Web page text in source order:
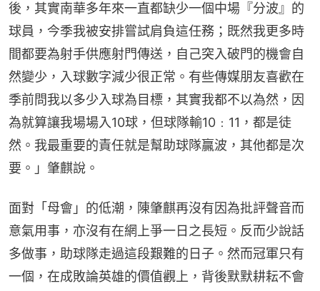
後，其實南華多年來一直都缺少一個中場『分波』的
球員，今季我被安排嘗試肩負這任務；既然我更多時
間都要為射手供應射門傳送，自己突入破門的機會自
然變少，入球數字減少很正常。有些傳媒朋友喜歡在
季前問我以多少入球為目標，其實我都不以為然，因
為就算讓我場場入10球，但球隊輸10﹕11，都是徒
然。我最重要的責任就是幫助球隊贏波，其他都是次
要。」肇麒說。
面對「母會」的低潮，陳肇麒再沒有因為批評聲音而
意氣用事，亦沒有在網上爭一日之長短。反而少說話
多做事，助球隊走過這段艱難的日子。然而冠軍只有
一個，在成敗論英雄的價值觀上，背後默默耕耘不會